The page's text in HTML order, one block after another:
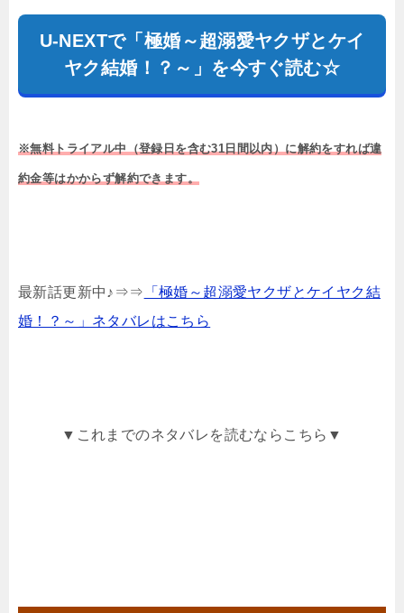
U-NEXTで「極婚～超溺愛ヤクザとケイ
ヤク結婚！？～」を今すぐ読む☆
※無料トライアル中（登録日を含む31日間以内）に解約をすれば違
約金等はかからず解約できます。
最新話更新中♪⇒⇒ 「極婚～超溺愛ヤクザとケイヤク結
婚！？～」ネタバレはこちら
▼これまでのネタバレを読むならこちら▼